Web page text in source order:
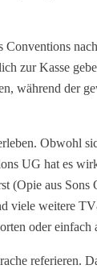
zur Kasse
während der
Obwohl
UG hat es
(Opie aus
viele weitere
oder
referieren.